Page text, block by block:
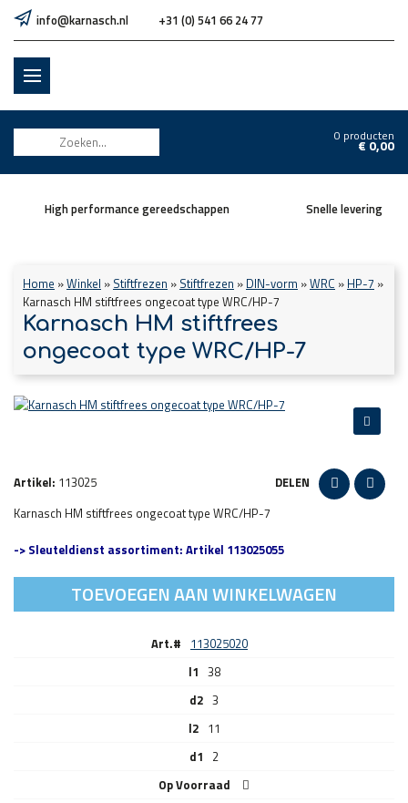
info@karnasch.nl +31 (0) 541 66 24 77
0 producten
€0,00
High performance gereedschappen Snelle levering
Home »Winkel » Stiftfrezen » Stiftfrezen » DIN-vorm »WRC » HP-7 »
Karnasch HM stiftfrees ongecoat type WRC/HP-7
Karnasch HM stiftfrees
ongecoat type WRC/HP-7
Artikel: 113025
DELEN
Karnasch HM stiftfrees ongecoat type WRC/HP-7
-> Sleuteldienst assortiment: Artikel 113025055
TOEVOEGEN AAN WINKELWAGEN
Art.# 113025020
l1 38
d2 3
l2 11
d1 2
Op Voorraad